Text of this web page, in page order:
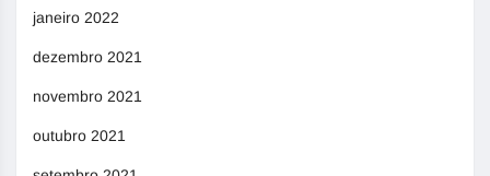
janeiro 2022
dezembro 2021
novembro 2021
outubro 2021